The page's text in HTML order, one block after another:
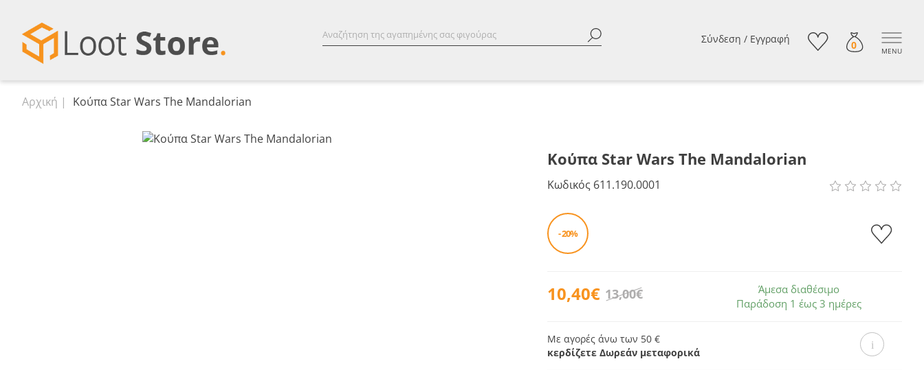
Σύνδεση / Εγγραφή 0 MENU
Αρχική Κούπα Star Wars The Mandalorian
Κούπα Star Wars The Mandalorian
Κωδικός 611.190.0001
- 20%
10,40€ 13,00€
Άμεσα διαθέσιμο
Παράδοση 1 έως 3 ημέρες
Με αγορές άνω των 50 €
κερδίζετε Δωρεάν μεταφορικά